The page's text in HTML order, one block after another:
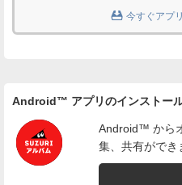
 今すぐアプ
Android™ アプリのインストー
Android™ から
集、共有ができ